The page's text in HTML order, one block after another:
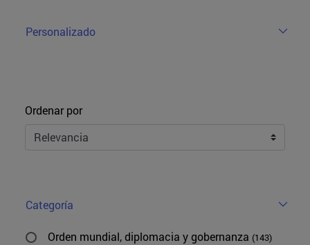
Personalizado
Ordenar
Ordenar por
Categoría
Orden mundial, diplomacia y gobernanza (143)